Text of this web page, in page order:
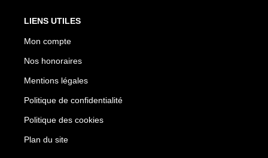
LIENS UTILES
Mon compte
Nos honoraires
Mentions légales
Politique de confidentialité
Politique des cookies
Plan du site